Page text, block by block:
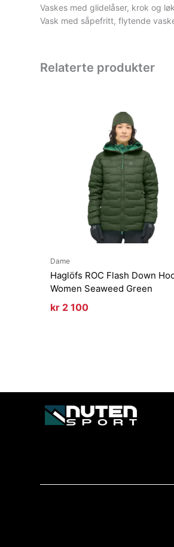
Vaskes med glidelåser, krok og
Vask med såpefritt, flytende
Relaterte produkter
Dame
Haglöfs ROC Flash Down
Women Seaweed Green
kr 2 100